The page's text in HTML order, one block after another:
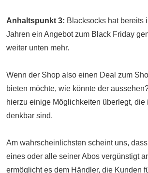
Anhaltspunkt 3: Blacksocks hat bereits
Jahren ein Angebot zum Black Friday
weiter unten mehr.
Wenn der Shop also einen Deal zum
bieten möchte, wie könnte der
hierzu einige Möglichkeiten überlegt, die
denkbar sind.
Am wahrscheinlichsten scheint uns,
eines oder alle seiner Abos vergünstigt
ermöglicht es dem Händler, die Kunden